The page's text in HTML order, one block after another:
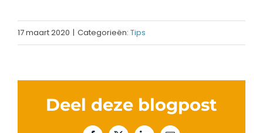
17 maart 2020 | Categorieën: Tips
Deel deze blogpost